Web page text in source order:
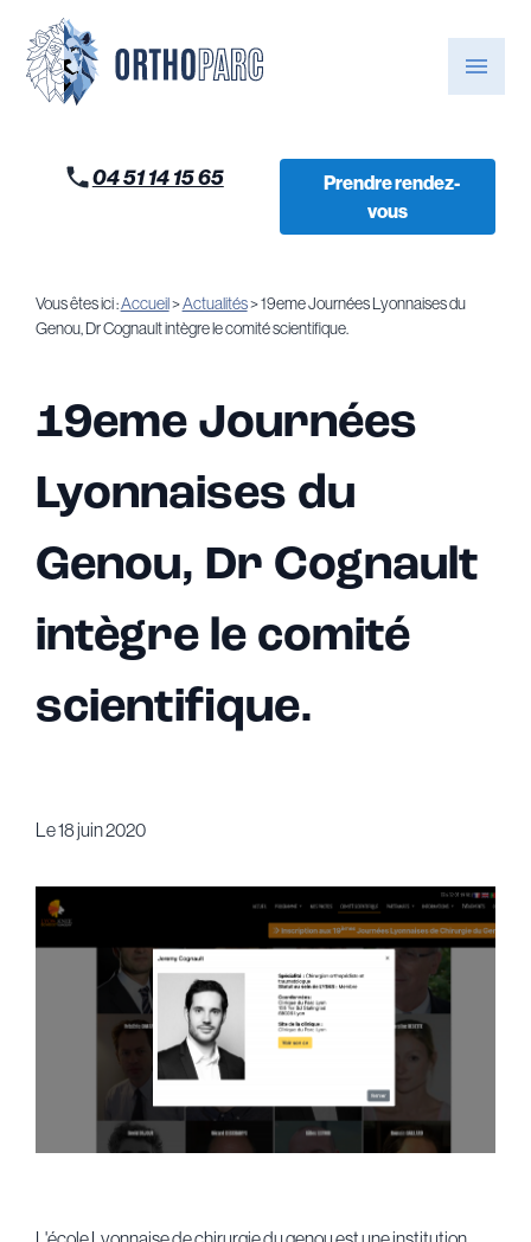
menu
04 51 14 15 65
Prendre rendez-
vous
Vous êtes ici :Accueil>Actualités> 19eme Journées Lyonnaises du
Genou, Dr Cognault intègre le comité scientifique.
19eme Journées
Lyonnaises du
Genou, Dr Cognault
intègre le comité
scientifique.
Le18 juin 2020
Panneau de gestion des cookies